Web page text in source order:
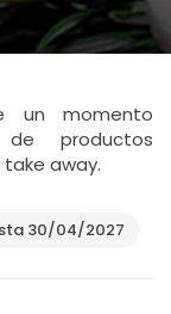
un momento
productos
away.
30/04/2027